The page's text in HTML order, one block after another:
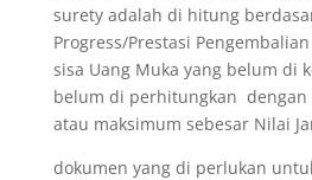
surety adalah di hitung
Progress/Prestasi
sisa Uang Muka yang belum di
belum di perhitungkan dengan
atau maksimum sebesar Nilai
dokumen yang di perlukan